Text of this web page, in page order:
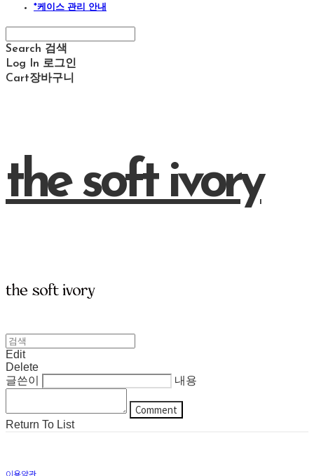
*케이스 관리 안내
Search 검색
Log In 로그인
Cart장바구니
the soft ivory
Edit
Delete
글쓴이
내용
Comment
Return To List
이용약관